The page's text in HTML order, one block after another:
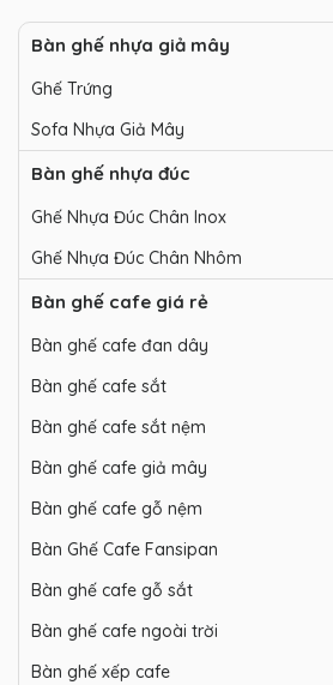
Bàn ghế nhựa giả mây
Ghế Trứng
Sofa Nhựa Giả Mây
Bàn ghế nhựa đúc
Ghế Nhựa Đúc Chân Inox
Ghế Nhựa Đúc Chân Nhôm
Bàn ghế cafe giá rẻ
Bàn ghế cafe đan dây
Bàn ghế cafe sắt
Bàn ghế cafe sắt nệm
Bàn ghế cafe giả mây
Bàn ghế cafe gỗ nệm
Bàn Ghế Cafe Fansipan
Bàn ghế cafe gỗ sắt
Bàn ghế cafe ngoài trời
Bàn ghế xếp cafe